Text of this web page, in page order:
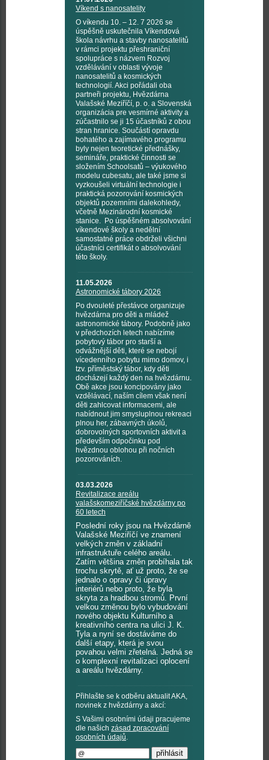
Víkend s nanosatelity
O víkendu 10. – 12. 7 2026 se
úspěšně uskutečnila Víkendová
škola návrhu a stavby nanosatelitů
v rámci projektu přeshraniční
spolupráce s názvem Rozvoj
vzdělávání v oblasti vývoje
nanosatelitů a kosmických
technologií. Akci pořádali oba
partneři projektu, Hvězdárna
Valašské Meziříčí, p. o. a Slovenská
organizácia pre vesmírné aktivity a
zúčastnilo se ji 15 účastníků z obou
stran hranice. Součástí opravdu
bohatého a zajímavého programu
byly nejen teoretické přednášky,
semináře, praktické činnosti se
složením Schoolsatů – výukového
modelu cubesatu, ale také jsme si
vyzkoušeli virtuální technologie i
praktická pozorování kosmických
objektů pozemními dalekohledy,
včetně Mezinárodní kosmické
stanice. Po úspěšném absolvování
víkendové školy a nedělní
samostatné práce obdrželi všichni
účastníci certifikát o absolvování
této školy.
11.05.2026
Astronomické tábory 2026
Po dvouleté přestávce organizuje
hvězdárna pro děti a mládež
astronomické tábory. Podobně jako
v předchozích letech nabízíme
pobytový tábor pro starší a
odvážnější děti, které se nebojí
vícedenního pobytu mimo domov, i
tzv. příměstský tábor, kdy děti
docházejí každý den na hvězdárnu.
Obě akce jsou koncipovány jako
vzdělávací, naším cílem však není
děti zahlcovat informacemi, ale
nabídnout jim smysluplnou rekreaci
plnou her, zábavných úkolů,
dobrovolných sportovních aktivit a
především odpočinku pod
hvězdnou oblohou při nočních
pozorováních.
03.03.2026
Revitalizace areálu
valašskomeziříčské hvězdárny po
60 letech
Poslední roky jsou na Hvězdárně
Valašské Meziříčí ve znamení
velkých změn v základní
infrastruktuře celého areálu.
Zatím většina změn probíhala tak
trochu skrytě, ať už proto, že se
jednalo o opravy či úpravy
interiérů nebo proto, že byla
skryta za hradbou stromů. První
velkou změnou bylo vybudování
nového objektu Kulturního a
kreativního centra na ulici J. K.
Tyla a nyní se dostáváme do
další etapy, která je svou
povahou velmi zřetelná. Jedná se
o komplexní revitalizaci oplocení
a areálu hvězdárny.
Přihlašte se k odběru aktualit AKA,
novinek z hvězdárny a akcí:
S Vašimi osobními údaji pracujeme
dle našich zásad zpracování
osobních údajů.